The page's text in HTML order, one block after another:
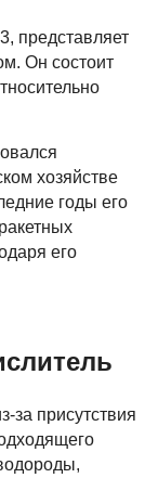
представляет
Он состоит
хозяйстве
годы его
его
за присутствия